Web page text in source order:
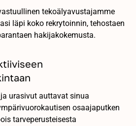
tekoälyavustajamme
läpi koko rekrytoinnin, tehostaen
hakijakokemusta.
urasivut auttavat sinua
osaajaputken
tarveperusteisesta